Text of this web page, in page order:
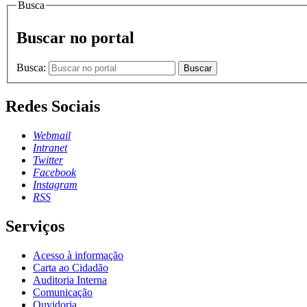
Busca
Buscar no portal
Busca: Buscar
Redes Sociais
Webmail
Intranet
Twitter
Facebook
Instagram
RSS
Serviços
Acesso à informação
Carta ao Cidadão
Auditoria Interna
Comunicação
Ouvidoria